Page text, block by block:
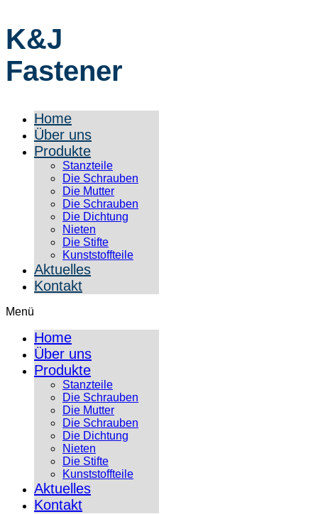
K&J
Fastener
Home
Über uns
Produkte
Stanzteile
Die Schrauben
Die Mutter
Die Schrauben
Die Dichtung
Nieten
Die Stifte
Kunststoffteile
Aktuelles
Kontakt
Menü
Home
Über uns
Produkte
Stanzteile
Die Schrauben
Die Mutter
Die Schrauben
Die Dichtung
Nieten
Die Stifte
Kunststoffteile
Aktuelles
Kontakt